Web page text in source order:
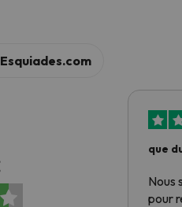
Esquiades.com
que
Nous
pour